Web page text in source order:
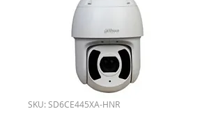
SKU: SD6CE445XA-HNR